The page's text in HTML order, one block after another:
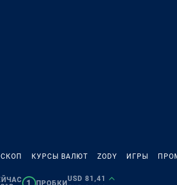
КУРСЫ ВАЛЮТ ZODY ИГРЫ
ПРОБКИ
USD 81,41